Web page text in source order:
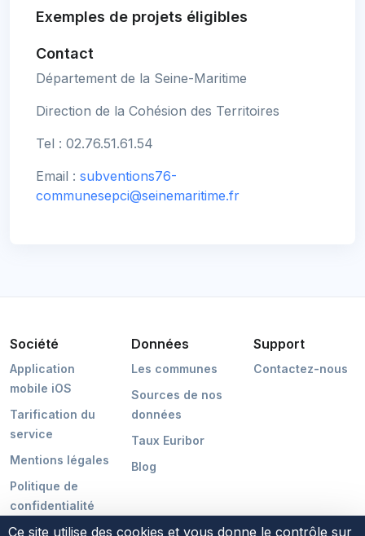
Exemples de projets éligibles
Contact
Département de la Seine-Maritime
Direction de la Cohésion des Territoires
Tel : 02.76.51.61.54
Email : subventions76-
communesepci@seinemaritime.fr
Société
Application
mobile iOS
Tarification du
service
Mentions légales
Politique de
confidentialité
Données
Les communes
Sources de nos
données
Taux Euribor
Blog
Support
Contactez-nous
Ce site utilise des cookies et vous donne le contrôle sur